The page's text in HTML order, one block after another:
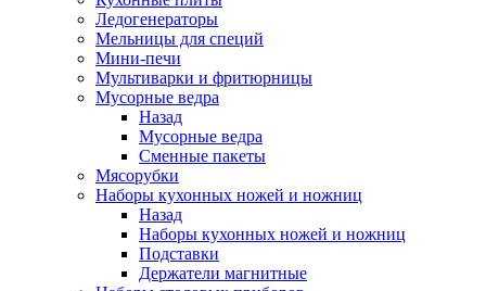
Ледогенераторы
Мельницы для специй
Мини-печи
Мультиварки и фритюрницы
Мусорные ведра
Назад
Мусорные ведра
Сменные пакеты
Мясорубки
Наборы кухонных ножей и ножниц
Назад
Наборы кухонных ножей и ножниц
Подставки
Держатели магнитные